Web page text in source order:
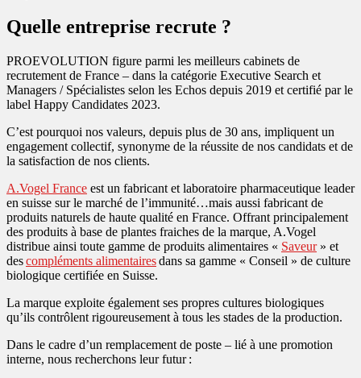
Quelle entreprise recrute ?
PROEVOLUTION figure parmi les meilleurs cabinets de
recrutement de France – dans la catégorie Executive Search et
Managers / Spécialistes selon les Echos depuis 2019 et certifié par le
label Happy Candidates 2023.
C’est pourquoi nos valeurs, depuis plus de 30 ans, impliquent un
engagement collectif, synonyme de la réussite de nos candidats et de
la satisfaction de nos clients.
A.Vogel France est un fabricant et laboratoire pharmaceutique leader
en suisse sur le marché de l’immunité…mais aussi fabricant de
produits naturels de haute qualité en France. Offrant principalement
des produits à base de plantes fraiches de la marque, A.Vogel
distribue ainsi toute gamme de produits alimentaires « Saveur» et
descompléments alimentairesdans sa gamme « Conseil » de culture
biologique certifiée en Suisse.
La marque exploite également ses propres cultures biologiques
qu’ils contrôlent rigoureusement à tous les stades de la production.
Dans le cadre d’un remplacement de poste – lié à une promotion
interne, nous recherchons leur futur :